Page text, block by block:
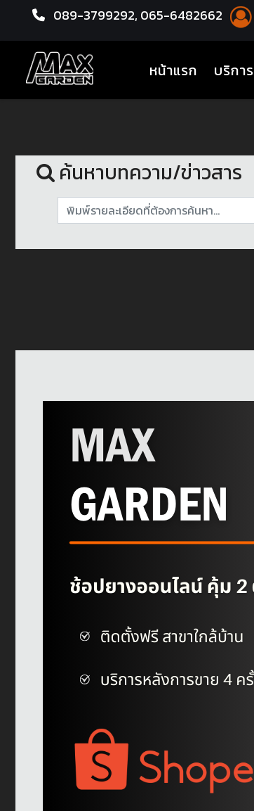
089-3799292, 065-6482662
หน้าแรก(current)
บริการ
หน้าแรก รีวิว
ค้นหาบทความ/ข่าวสาร